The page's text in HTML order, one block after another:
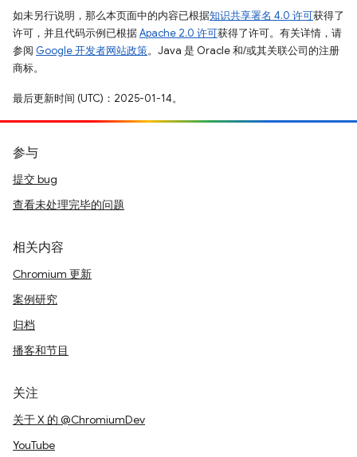
如未另行说明，那么本页面中的内容已根据知识共享署名 4.0 许可获得了
许可，并且代码示例已根据Apache 2.0 许可获得了许可。有关详情，请
参阅 Google 开发者网站政策。Java 是 Oracle 和/或其关联公司的注册
商标。
最后更新时间 (UTC)：2025-01-14。
参与
提交 bug
查看未处理完毕的问题
相关内容
Chromium 更新
案例研究
归档
播客和节目
关注
关于 X 的 @ChromiumDev
YouTube